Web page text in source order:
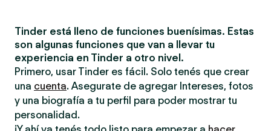
Tinder está lleno de funciones buenísimas. Estas
son algunas funciones que van a llevar tu
experiencia en Tinder a otro nivel.
Primero, usar Tinder es fácil. Solo tenés que crear
una cuenta. Asegurate de agregar Intereses, fotos
y una biografía a tu perfil para poder mostrar tu
personalidad.